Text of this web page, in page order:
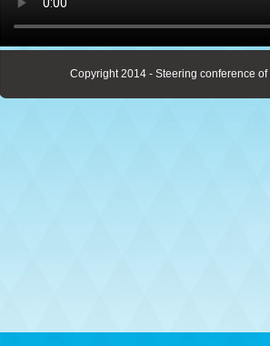
Copyright 2014 - Steering conference